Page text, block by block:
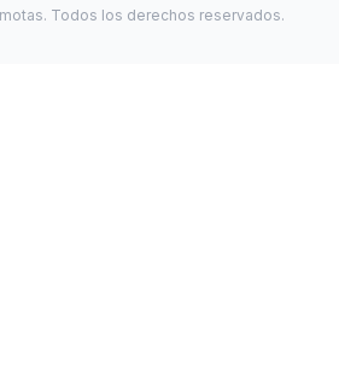
Todos los derechos reservados.